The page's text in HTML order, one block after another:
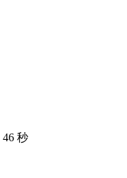
46 秒